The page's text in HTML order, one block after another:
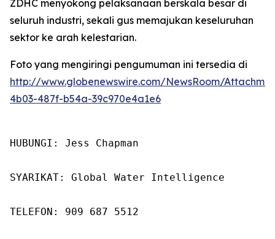
ZDHC menyokong pelaksanaan berskala besar di
seluruh industri, sekali gus memajukan keseluruhan
sektor ke arah kelestarian.
Foto yang mengiringi pengumuman ini tersedia di
http://www.globenewswire.com/NewsRoom/
4b03-487f-b54a-39c970e4a1e6
HUBUNGI: Jess Chapman
SYARIKAT: Global Water Intelligence
TELEFON: 909 687 5512